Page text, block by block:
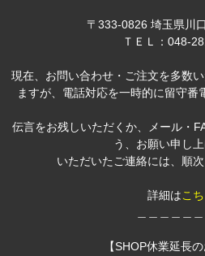
〒333-0826 埼玉県川
ＴＥＬ：048-
現在、お問い合わせ・ご注文を多数
ますが、電話対応を一時的に留守番
伝言をお残しいただくか、メール・
う、お願い申し上
いただいたご連絡には、順次
詳細はこ
【SHOP休業延長の